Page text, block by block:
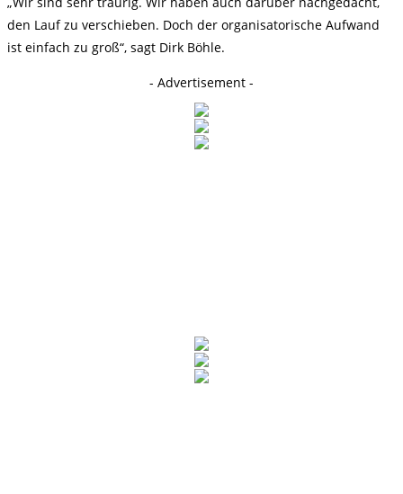
den Lauf zu verschieben. Doch der organisatorische Aufwand
ist einfach zu groß“, sagt Dirk Böhle.
- Advertisement -